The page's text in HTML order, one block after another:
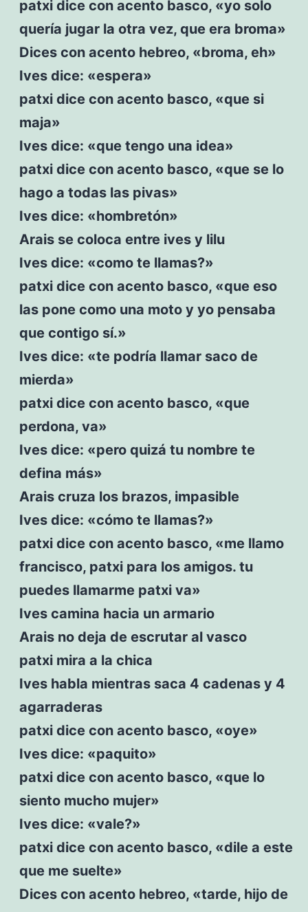
patxi dice con acento basco, «yo solo
quería jugar la otra vez, que era broma»
Dices con acento hebreo, «broma, eh»
Ives dice: «espera»
patxi dice con acento basco, «que si
maja»
Ives dice: «que tengo una idea»
patxi dice con acento basco, «que se lo
hago a todas las pivas»
Ives dice: «hombretón»
Arais se coloca entre ives y lilu
Ives dice: «como te llamas?»
patxi dice con acento basco, «que eso
las pone como una moto y yo pensaba
que contigo sí.»
Ives dice: «te podría llamar saco de
mierda»
patxi dice con acento basco, «que
perdona, va»
Ives dice: «pero quizá tu nombre te
defina más»
Arais cruza los brazos, impasible
Ives dice: «cómo te llamas?»
patxi dice con acento basco, «me llamo
francisco, patxi para los amigos. tu
puedes llamarme patxi va»
Ives camina hacia un armario
Arais no deja de escrutar al vasco
patxi mira a la chica
Ives habla mientras saca 4 cadenas y 4
agarraderas
patxi dice con acento basco, «oye»
Ives dice: «paquito»
patxi dice con acento basco, «que lo
siento mucho mujer»
Ives dice: «vale?»
patxi dice con acento basco, «dile a este
que me suelte»
Dices con acento hebreo, «tarde, hijo de